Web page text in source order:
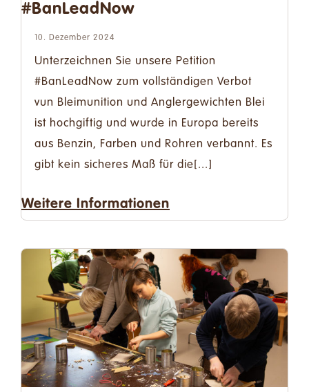
#BanLeadNow
10. Dezember 2024
Unterzeichnen Sie unsere Petition
#BanLeadNow zum vollständigen Verbot
vun Bleimunition und Anglergewichten Blei
ist hochgiftig und wurde in Europa bereits
aus Benzin, Farben und Rohren verbannt. Es
gibt kein sicheres Maß für die[...]
Weitere Informationen